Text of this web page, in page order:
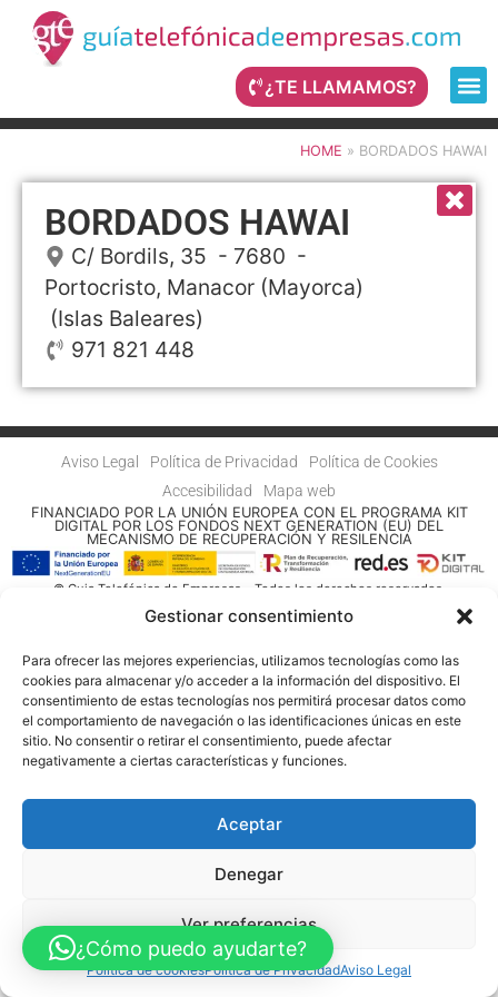
Gestionar consentimiento
Para ofrecer las mejores experiencias, utilizamos tecnologías como las
cookies para almacenar y/o acceder a la información del dispositivo. El
consentimiento de estas tecnologías nos permitirá procesar datos como
el comportamiento de navegación o las identificaciones únicas en este
sitio. No consentir o retirar el consentimiento, puede afectar
negativamente a ciertas características y funciones.
Aceptar
Denegar
Ver preferencias
Política de cookiesPolítica de PrivacidadAviso Legal
¿TE LLAMAMOS?
HOME » BORDADOS HAWAI
BORDADOS HAWAI
C/ Bordils, 35 - 7680 -
Portocristo, Manacor (Mayorca)
(Islas Baleares)
971 821 448
Aviso Legal Política de Privacidad
Política de Cookies
Accesibilidad
Mapa web
FINANCIADO POR LA UNIÓN EUROPEA CON EL PROGRAMA KIT
DIGITAL POR LOS FONDOS NEXT GENERATION (EU) DEL
MECANISMO DE RECUPERACIÓN Y RESILENCIA
© Guia Telefónica de Empresas – Todos los derechos reservados.
¿Cómo puedo ayudarte?